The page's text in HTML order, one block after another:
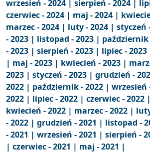
wrzesień - 2024 | sierpień - 2024 |
czerwiec - 2024 | maj - 2024 |
marzec - 2024 | luty - 2024 | styczeń
- 2023 | listopad - 2023 | październik
- 2023 | sierpień - 2023 | lipiec - 2023
| maj - 2023 | kwiecień - 2023 |
2023 | styczeń - 2023 | grudzień -
2022 | październik - 2022 | wrzesień
2022 | lipiec - 2022 | czerwiec - 2022 |
kwiecień - 2022 | marzec - 2022 |
- 2022 | grudzień - 2021 | listopad -
- 2021 | wrzesień - 2021 | sierpień -
| czerwiec - 2021 | maj - 2021 |